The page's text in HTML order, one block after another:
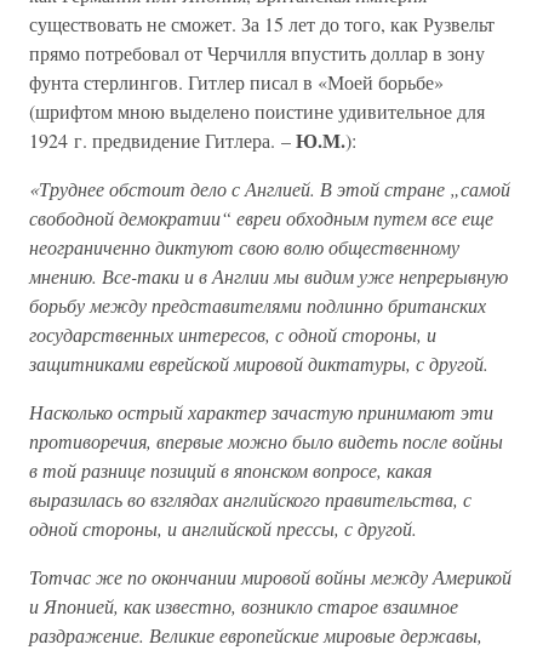
существовать не сможет. За 15 лет до того, как Рузвельт
прямо потребовал от Черчилля впустить доллар в зону
фунта стерлингов. Гитлер писал в «Моей борьбе»
(шрифтом мною выделено поистине удивительное для
1924 г. предвидение Гитлера. –Ю.М.):
«Труднее обстоит дело с Англией. В этой стране „самой
свободной демократии“ евреи обходным путем все еще
неограниченно диктуют свою волю общественному
мнению. Все-таки и в Англии мы видим уже непрерывную
борьбу между представителями подлинно британских
государственных интересов, с одной стороны, и
защитниками еврейской мировой диктатуры, с другой.
Насколько острый характер зачастую принимают эти
противоречия, впервые можно было видеть после войны
в той разнице позиций в японском вопросе, какая
выразилась во взглядах английского правительства, с
одной стороны, и английской прессы, с другой.
Тотчас же по окончании мировой войны между Америкой
и Японией, как известно, возникло старое взаимное
раздражение. Великие европейские мировые державы,